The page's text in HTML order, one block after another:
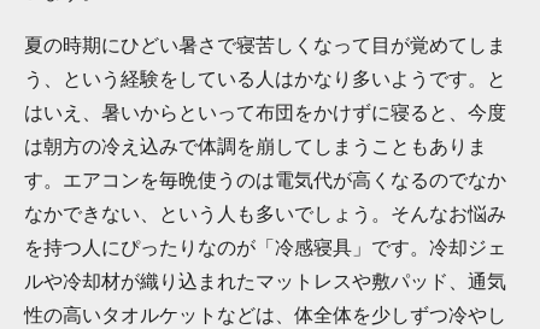
夏の時期にひどい暑さで寝苦しくなって目が覚めてしま
う、という経験をしている人はかなり多いようです。と
はいえ、暑いからといって布団をかけずに寝ると、今度
は朝方の冷え込みで体調を崩してしまうこともありま
す。エアコンを毎晩使うのは電気代が高くなるのでなか
なかできない、という人も多いでしょう。そんなお悩み
を持つ人にぴったりなのが「冷感寝具」です。冷却ジェ
ルや冷却材が織り込まれたマットレスや敷パッド、通気
性の高いタオルケットなどは、体全体を少しずつ冷やし